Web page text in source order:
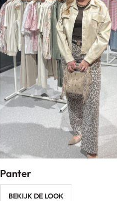
Panter
BEKIJK DE LOOK